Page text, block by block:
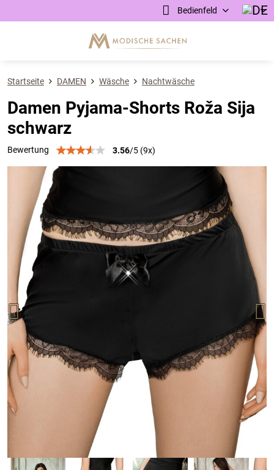
Bedienfeld
Startseite DAMEN Wäsche Nachtwäsche
Damen Pyjama-Shorts Roža Sija
schwarz
Bewertung 3.56/5 (9x)